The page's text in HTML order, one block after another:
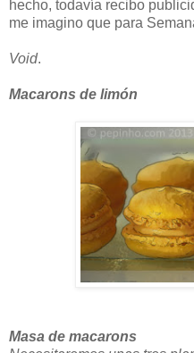
hecho, todavía recibo
me imagino que para
Void.
Macarons de limón
Masa de macarons